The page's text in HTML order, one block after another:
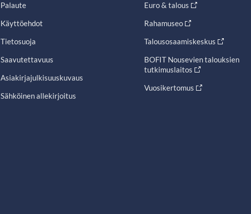
Palaute
Käyttöehdot
Tietosuoja
Saavutettavuus
Asiakirjajulkisuuskuvaus
Sähköinen allekirjoitus
Euro & talous
Rahamuseo
Talousosaamiskeskus
BOFIT Nousevien talouksien
tutkimuslaitos
Vuosikertomus